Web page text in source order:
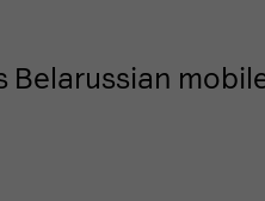
Belarussian